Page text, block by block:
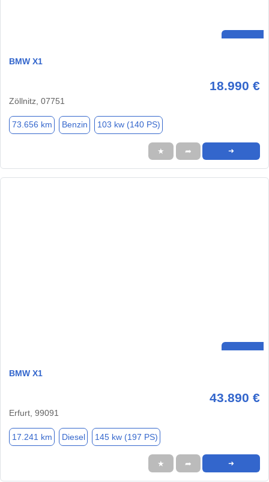
BMW X1
18.990 €
Zöllnitz, 07751
73.656 km Benzin 103 kw (140 PS)
★ ➦ ➜
BMW X1
43.890 €
Erfurt, 99091
17.241 km Diesel 145 kw (197 PS)
★ ➦ ➜